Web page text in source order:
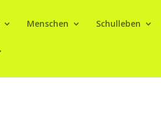
Menschen Schulleben